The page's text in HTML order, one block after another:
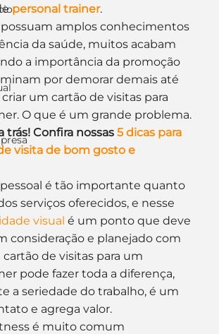
personal trainer.
possuam amplos conhecimentos
da saúde, muitos acabam
a importância da promoção
por demorar demais até
um cartão de visitas para
O que é um grande problema.
trás! Confira nossas 5 dicas para
visita de bom gosto e
é tão importante quanto
serviços oferecidos, e nesse
visual é um ponto que deve
consideração e planejado com
de visitas para um
pode fazer toda a diferença,
a seriedade do trabalho, é um
e agrega valor.
é muito comum